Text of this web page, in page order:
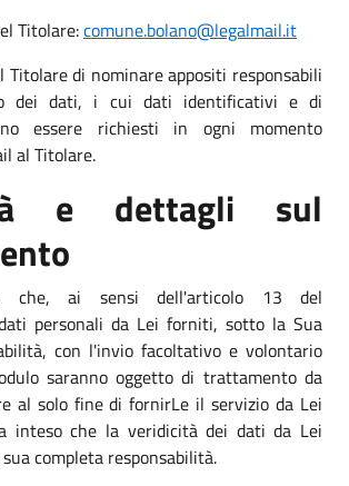
Titolare:comune.bolano@legalmail.it
Titolare di nominare appositi responsabili
dei dati, i cui dati identificativi e di
essere richiesti in ogni momento
al Titolare.
e dettagli sul
che, ai sensi dell'articolo 13 del
personali da Lei forniti, sotto la Sua
con l'invio facoltativo e volontario
saranno oggetto di trattamento da
al solo fine di fornirLe il servizio da Lei
inteso che la veridicità dei dati da Lei
completa responsabilità.